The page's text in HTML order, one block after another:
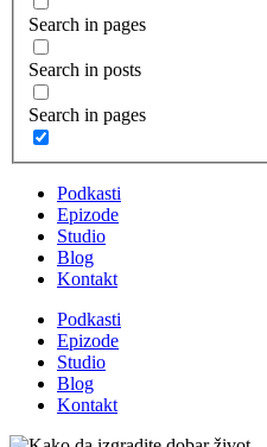
Search in pages
Search in posts
Search in pages
Podkasti
Epizode
Studio
Blog
Kontakt
Podkasti
Epizode
Studio
Blog
Kontakt